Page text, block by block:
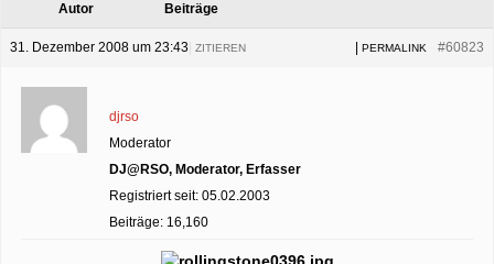
Autor Beiträge
31. Dezember 2008 um 23:43 #60823
PERMALINK
ZITIEREN
djrso
Moderator
DJ@RSO, Moderator, Erfasser
Registriert seit: 05.02.2003
Beiträge: 16,160